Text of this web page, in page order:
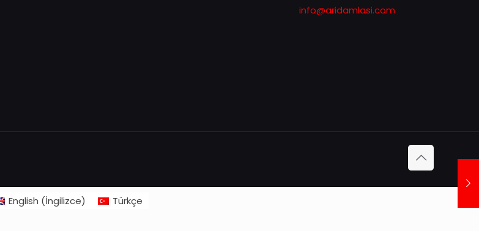
info@aridamlasi.com
English (İngilizce) Türkçe